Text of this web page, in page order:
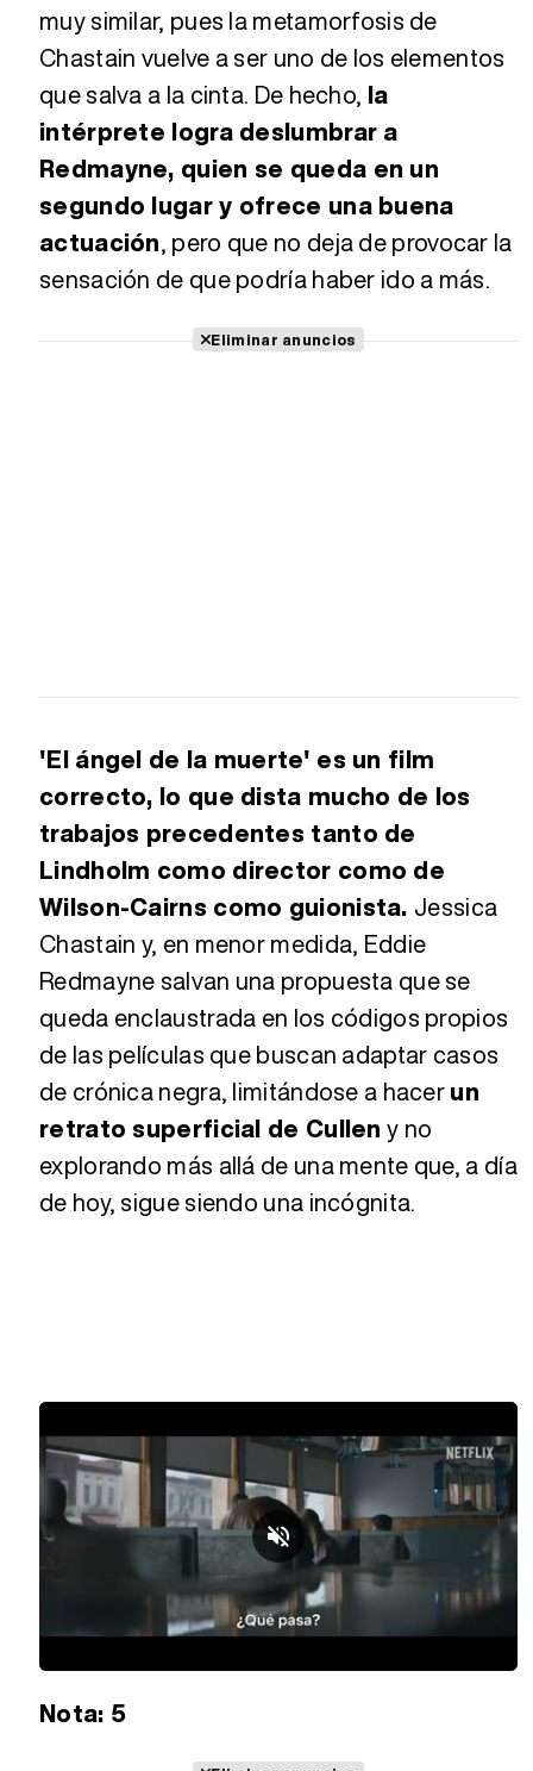
muy similar, pues la metamorfosis de
Chastain vuelve a ser uno de los elementos
que salva a la cinta. De hecho, la
intérprete logra deslumbrar a
Redmayne, quien se queda en un
segundo lugar y ofrece una buena
actuación, pero que no deja de provocar la
sensación de que podría haber ido a más.
Eliminar anuncios
'El ángel de la muerte' es un film
correcto, lo que dista mucho de los
trabajos precedentes tanto de
Lindholm como director como de
Wilson-Cairns como guionista. Jessica
Chastain y, en menor medida, Eddie
Redmayne salvan una propuesta que se
queda enclaustrada en los códigos propios
de las películas que buscan adaptar casos
de crónica negra, limitándose a hacerun
retrato superficial de Cullen y no
explorando más allá de una mente que, a día
de hoy, sigue siendo una incógnita.
28.12%
Nota: 5